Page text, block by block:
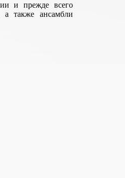
и прежде всего
а также ансамбли